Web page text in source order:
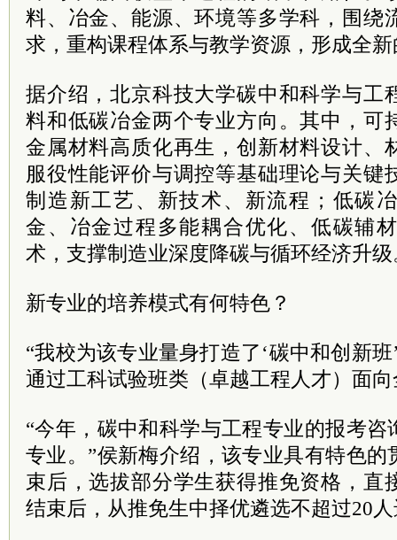
料、冶金、能源、环境等多学科，围绕
求，重构课程体系与教学资源，形成全
据介绍，北京科技大学碳中和科学与工
料和低碳冶金两个专业方向。其中，可
金属材料高质化再生，创新材料设计、
服役性能评价与调控等基础理论与关键
制造新工艺、新技术、新流程；低碳
金、冶金过程多能耦合优化、低碳辅
术，支撑制造业深度降碳与循环经济升级
新专业的培养模式有何特色？
“我校为该专业量身打造了‘碳中和创新
通过工科试验班类（卓越工程人才）面
“今年，碳中和科学与工程专业的报考
专业。”侯新梅介绍，该专业具有特色
束后，选拔部分学生获得推免资格，直
结束后，从推免生中择优遴选不超过20